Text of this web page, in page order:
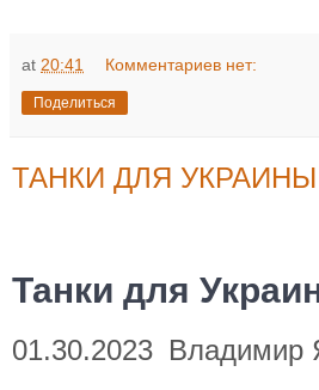
at 20:41 Комментариев нет:
Поделиться
ТАНКИ ДЛЯ УКРАИНЫ
Танки для
01.30.2023 Владимир